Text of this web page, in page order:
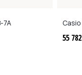
7A Casio
55 782